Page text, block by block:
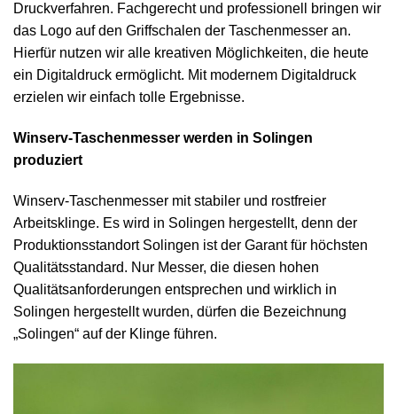
Druckverfahren. Fachgerecht und professionell bringen wir
das Logo auf den Griffschalen der Taschenmesser an.
Hierfür nutzen wir alle kreativen Möglichkeiten, die heute
ein Digitaldruck ermöglicht. Mit modernem Digitaldruck
erzielen wir einfach tolle Ergebnisse.
Winserv-Taschenmesser werden in Solingen
produziert
Winserv-Taschenmesser mit stabiler und rostfreier
Arbeitsklinge. Es wird in Solingen hergestellt, denn der
Produktionsstandort Solingen ist der Garant für höchsten
Qualitätsstandard. Nur Messer, die diesen hohen
Qualitätsanforderungen entsprechen und wirklich in
Solingen hergestellt wurden, dürfen die Bezeichnung
„Solingen“ auf der Klinge führen.